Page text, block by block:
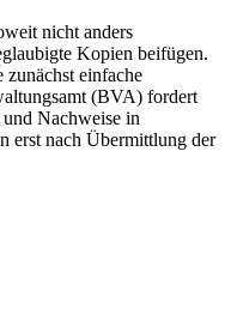
nicht anders
Kopien beifügen.
einfache
(BVA) fordert
Nachweise in
erst nach Übermittlung der